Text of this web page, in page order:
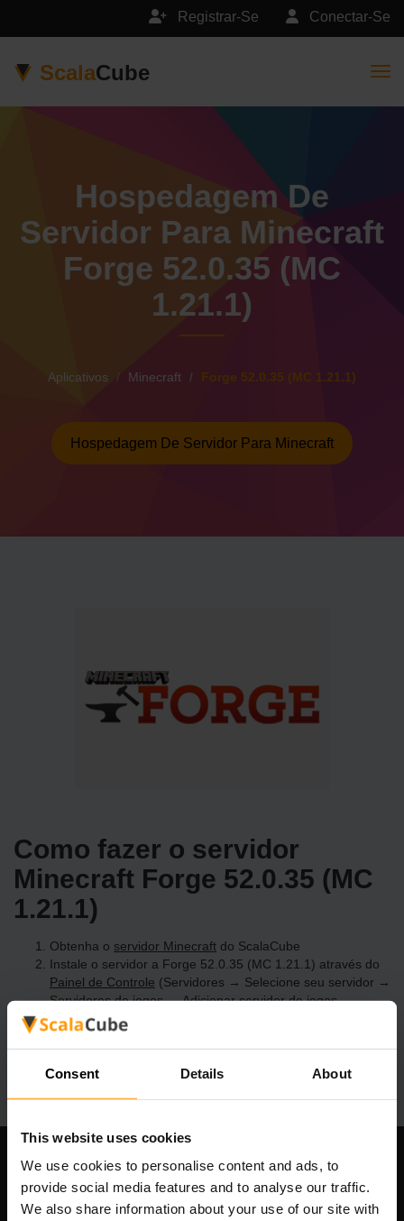
Consent Details About
This website uses cookies
We use cookies to personalise content and ads, to
provide social media features and to analyse our traffic.
We also share information about your use of our site with
Conectar-Se
Registrar-Se
ScalaCube
Hospedagem De
Servidor Para Minecraft
Forge 52.0.35 (MC
1.21.1)
Aplicativos Minecraft Forge 52.0.35 (MC 1.21.1)
Hospedagem De Servidor Para Minecraft
Como fazer o servidor
Minecraft Forge 52.0.35 (MC
1.21.1)
Obtenha o servidor Minecraft do ScalaCube
Instale o servidor a Forge 52.0.35 (MC 1.21.1) através do
Painel de Controle (Servidores → Selecione seu servidor →
Servidores de jogos → Adicionar servidor de jogos →
Forge 52.0.35 (MC 1.21.1))
Divirta-se jogando no servidor!
Nossa empresa